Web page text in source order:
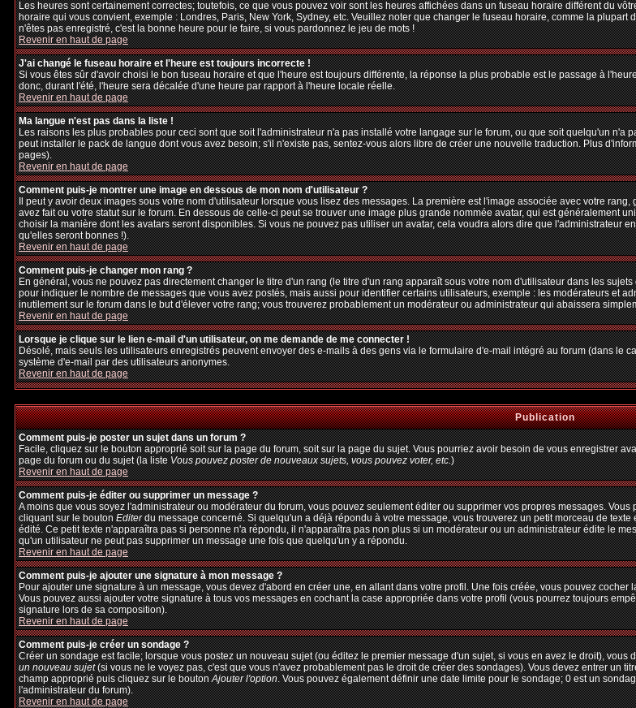
Les heures sont certainement correctes; toutefois, ce que vous pouvez voir sont les heures affichées dans un fuseau horaire différent du
horaire qui vous convient, exemple : Londres, Paris, New York, Sydney, etc. Veuillez noter que changer le fuseau horaire, comme la
n'êtes pas enregistré, c'est la bonne heure pour le faire, si vous pardonnez le jeu de mots !
Revenir en haut de page
J'ai changé le fuseau horaire et l'heure est toujours incorrecte !
Si vous êtes sûr d'avoir choisi le bon fuseau horaire et que l'heure est toujours différente, la réponse la plus probable est le passage à
donc, durant l'été, l'heure sera décalée d'une heure par rapport à l'heure locale réelle.
Revenir en haut de page
Ma langue n'est pas dans la liste !
Les raisons les plus probables pour ceci sont que soit l'administrateur n'a pas installé votre langage sur le forum, ou que soit quelqu'un
peut installer le pack de langue dont vous avez besoin; s'il n'existe pas, sentez-vous alors libre de créer une nouvelle traduction. Plus
pages).
Revenir en haut de page
Comment puis-je montrer une image en dessous de mon nom d'utilisateur ?
Il peut y avoir deux images sous votre nom d'utilisateur lorsque vous lisez des messages. La première est l'image associée avec votre
avez fait ou votre statut sur le forum. En dessous de celle-ci peut se trouver une image plus grande nommée avatar, qui est généralement
choisir la manière dont les avatars seront disponibles. Si vous ne pouvez pas utiliser un avatar, cela voudra alors dire que l'administrateur
qu'elles seront bonnes !).
Revenir en haut de page
Comment puis-je changer mon rang ?
En général, vous ne pouvez pas directement changer le titre d'un rang (le titre d'un rang apparaît sous votre nom d'utilisateur dans les
pour indiquer le nombre de messages que vous avez postés, mais aussi pour identifier certains utilisateurs, exemple : les modérateurs et
inutilement sur le forum dans le but d'élever votre rang; vous trouverez probablement un modérateur ou administrateur qui abaissera
Revenir en haut de page
Lorsque je clique sur le lien e-mail d'un utilisateur, on me demande de me connecter !
Désolé, mais seuls les utilisateurs enregistrés peuvent envoyer des e-mails à des gens via le formulaire d'e-mail intégré au forum (dans le
système d'e-mail par des utilisateurs anonymes.
Revenir en haut de page
Publication
Comment puis-je poster un sujet dans un forum ?
Facile, cliquez sur le bouton approprié soit sur la page du forum, soit sur la page du sujet. Vous pourriez avoir besoin de vous enregistrer
page du forum ou du sujet (la listeVous pouvez poster de nouveaux sujets, vous pouvez voter, etc.)
Revenir en haut de page
Comment puis-je éditer ou supprimer un message ?
A moins que vous soyez l'administrateur ou modérateur du forum, vous pouvez seulement éditer ou supprimer vos propres messages.
cliquant sur le boutonEditerdu message concerné. Si quelqu'un a déjà répondu à votre message, vous trouverez un petit morceau de
édité. Ce petit texte n'apparaîtra pas si personne n'a répondu, il n'apparaîtra pas non plus si un modérateur ou un administrateur édite le
qu'un utilisateur ne peut pas supprimer un message une fois que quelqu'un y a répondu.
Revenir en haut de page
Comment puis-je ajouter une signature à mon message ?
Pour ajouter une signature à un message, vous devez d'abord en créer une, en allant dans votre profil. Une fois créée, vous pouvez cocher
Vous pouvez aussi ajouter votre signature à tous vos messages en cochant la case appropriée dans votre profil (vous pourrez toujours
signature lors de sa composition).
Revenir en haut de page
Comment puis-je créer un sondage ?
Créer un sondage est facile; lorsque vous postez un nouveau sujet (ou éditez le premier message d'un sujet, si vous en avez le droit), vous
un nouveau sujet(si vous ne le voyez pas, c'est que vous n'avez probablement pas le droit de créer des sondages). Vous devez entrer un
champ approprié puis cliquez sur le boutonAjouter l'option. Vous pouvez également définir une date limite pour le sondage; 0 est un
l'administrateur du forum).
Revenir en haut de page